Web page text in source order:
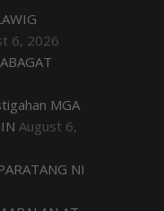
6, 2026
MGA
August 6,
NI